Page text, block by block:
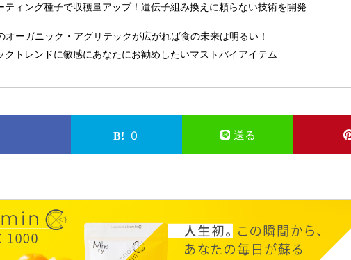
ティング種子で収穫量アップ！遺伝子組み換えに頼らない技術を開発
ーガニック・アグリテックが広がれば食の未来は明るい！
クトレンドに敏感にあなたにお勧めしたいマストバイアイテム
0 送る